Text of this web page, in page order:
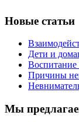
Новые статьи
Дети и
Воспитание
Причины
Мы